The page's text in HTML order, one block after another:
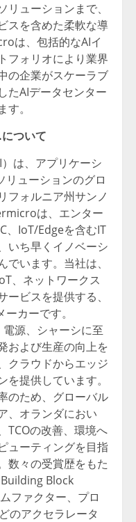
ューションまで、
スを含めた柔軟な導
は、包括的なAIイ
フォリオにより業界
の企業がスケーラブ
たAIデータセンター
。
ついて
は、アプリケーシ
リューションのグロ
フォルニア州サンノ
は、エンター
、IoT/Edgeを含むIT
いち早くイノベーシ
でいます。当社は、
、ネットワークス
ビスを提供する、
カーです。
源、シャーシに至
および生産の向上を
クラウドからエッジ
提供しています。
のため、グローバル
、オランダにおい
TCOの改善、環境へ
ューティングを目指
数々の受賞歴をもた
Block
ファクター、プロ
のアクセラレータ